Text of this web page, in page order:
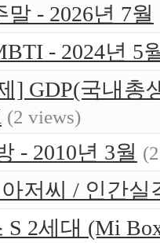
- 2026년 7월
- 2024년 5
] GDP(국내총
(2 views)
- 2010년 3월
저씨 / 인간
S 2세대 (Mi